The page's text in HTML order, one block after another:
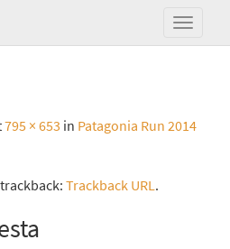
795 × 653 in Patagonia Run 2014
Trackback URL.